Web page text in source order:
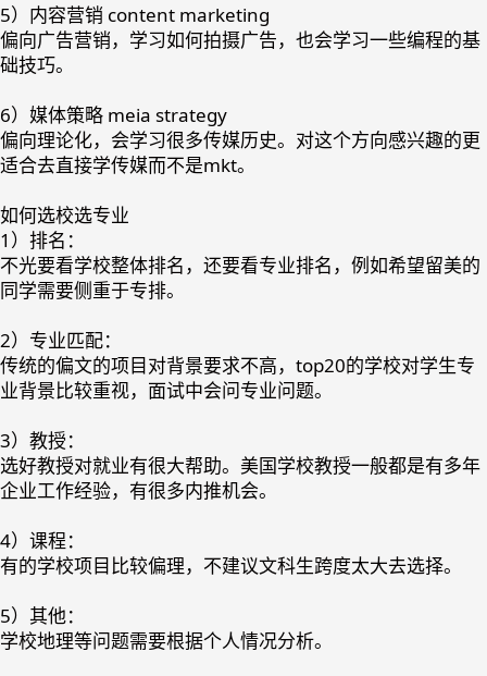
5）内容营销 content marketing
偏向广告营销，学习如何拍摄广告，也会学习一些编程的基
础技巧。
6）媒体策略 meia strategy
偏向理论化，会学习很多传媒历史。对这个方向感兴趣的更
适合去直接学传媒而不是mkt。
如何选校选专业
1）排名：
不光要看学校整体排名，还要看专业排名，例如希望留美的
同学需要侧重于专排。
2）专业匹配：
传统的偏文的项目对背景要求不高，top20的学校对学生专
业背景比较重视，面试中会问专业问题。
3）教授：
选好教授对就业有很大帮助。美国学校教授一般都是有多年
企业工作经验，有很多内推机会。
4）课程：
有的学校项目比较偏理，不建议文科生跨度太大去选择。
5）其他：
学校地理等问题需要根据个人情况分析。